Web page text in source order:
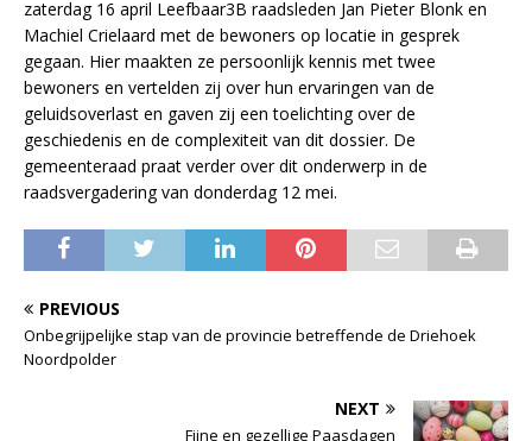
zaterdag 16 april Leefbaar3B raadsleden Jan Pieter Blonk en
Machiel Crielaard met de bewoners op locatie in gesprek
gegaan. Hier maakten ze persoonlijk kennis met twee
bewoners en vertelden zij over hun ervaringen van de
geluidsoverlast en gaven zij een toelichting over de
geschiedenis en de complexiteit van dit dossier. De
gemeenteraad praat verder over dit onderwerp in de
raadsvergadering van donderdag 12 mei.
PREVIOUS
Onbegrijpelijke stap van de provincie betreffende de Driehoek
Noordpolder
NEXT
Fijne en gezellige Paasdagen